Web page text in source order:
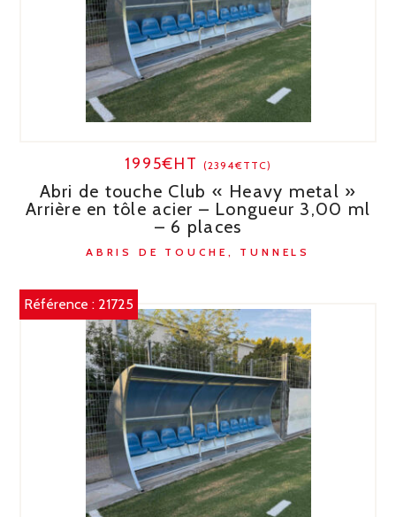
1995€HT (2394€TTC)
Abri de touche Club « Heavy metal »
Arrière en tôle acier – Longueur 3,00 ml
– 6 places
ABRIS DE TOUCHE, TUNNELS
Référence : 21725